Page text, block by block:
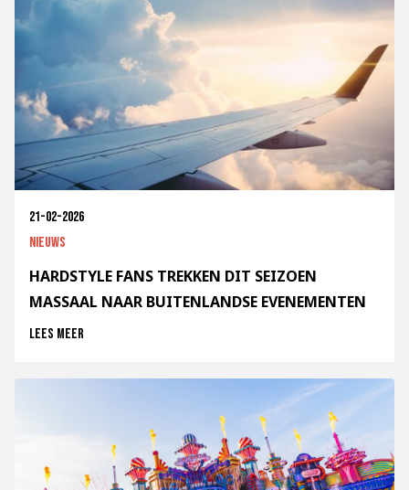
21-02-2026
Nieuws
HARDSTYLE FANS TREKKEN DIT SEIZOEN
MASSAAL NAAR BUITENLANDSE EVENEMENTEN
Lees meer